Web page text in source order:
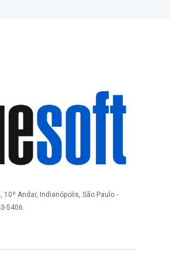
Andar, Indianópolis, São Paulo -
5406.